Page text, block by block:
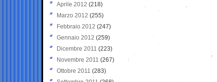
Aprile 2012 (218)
Marzo 2012 (255)
Febbraio 2012 (247)
Gennaio 2012 (259)
Dicembre 2011 (223)
Novembre 2011 (267)
Ottobre 2011 (283)